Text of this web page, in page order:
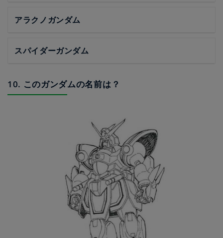
アラクノガンダム
スパイダーガンダム
10. このガンダムの名前は？